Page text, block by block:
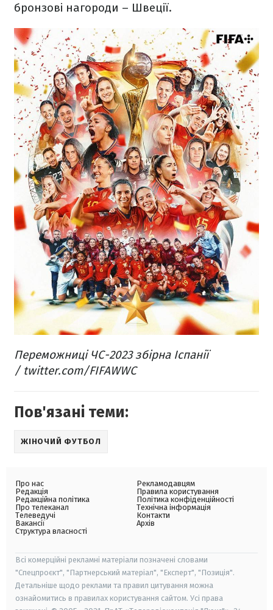
бронзові нагороди – Швеції.
Переможниці ЧС-2023 збірна Іспанії
/ twitter.com/FIFAWWC
Пов'язані теми:
ЖІНОЧИЙ ФУТБОЛ
Про нас
Редакція
Редакційна політика
Про телеканал
Телеведучі
Вакансії
Структура власності
Рекламодавцям
Правила користування
Політика конфіденційності
Технічна інформація
Контакти
Архів
Всі комерційні рекламні матеріали позначені словами
"Спецпроєкт", "Партнерський матеріал", "Експерт", "Позиція".
Детальніше щодо реклами та правил цитування можна
ознайомитись в правилах користування сайтом. Усі права